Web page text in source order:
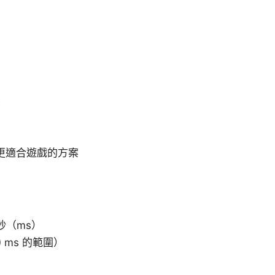
適合遊戲的方案
ms）
的範圍）